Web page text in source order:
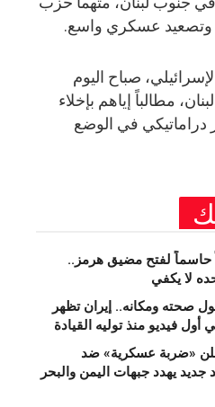
وتصعيد عسكري واسع.
مايو 2026، أصدر الجيش الإسرائيلي، صباح اليوم
مطالباً إياهم بإخلاء
دراماتيكي في الوضع
حاسماً لفتح مضيق هرمز..
لا يكفي
صحته ومكانه.. إيران تظهر
فيديو منذ توليه القيادة
«ضربة عسكرية» ضد
جديد يهدد جبهات اليمن والبحر